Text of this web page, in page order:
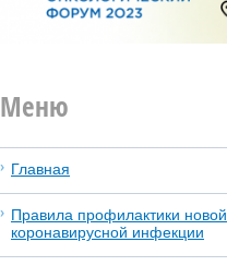
Меню
Главная
Правила профилактики новой
коронавирусной инфекции